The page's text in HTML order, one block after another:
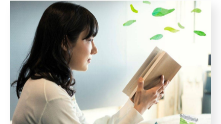
上島町のカフェでは、自家焙煎コーヒーと本が織りなす
独特の“島時間”を堪能できます。海に囲まれた静かな環
境の中、丁寧に焙煎された珈琲豆の香りと、選び抜かれ
た本が並ぶ空間は、旅好きや本屋好きにとって理想の隠
れ家です。
例えば、弓削島や生名島のカフェでは、地元の豆を使っ
たコーヒーを片手に、旅先で出会った本をゆっくりと読
むことができます。都会の喧騒から離れた場所で、心が